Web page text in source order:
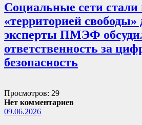
Социальные сети стали
«территорией свободы»
эксперты ПМЭФ
ответственность за
безопасность
Просмотров: 29
Нет комментариев
09.06.2026